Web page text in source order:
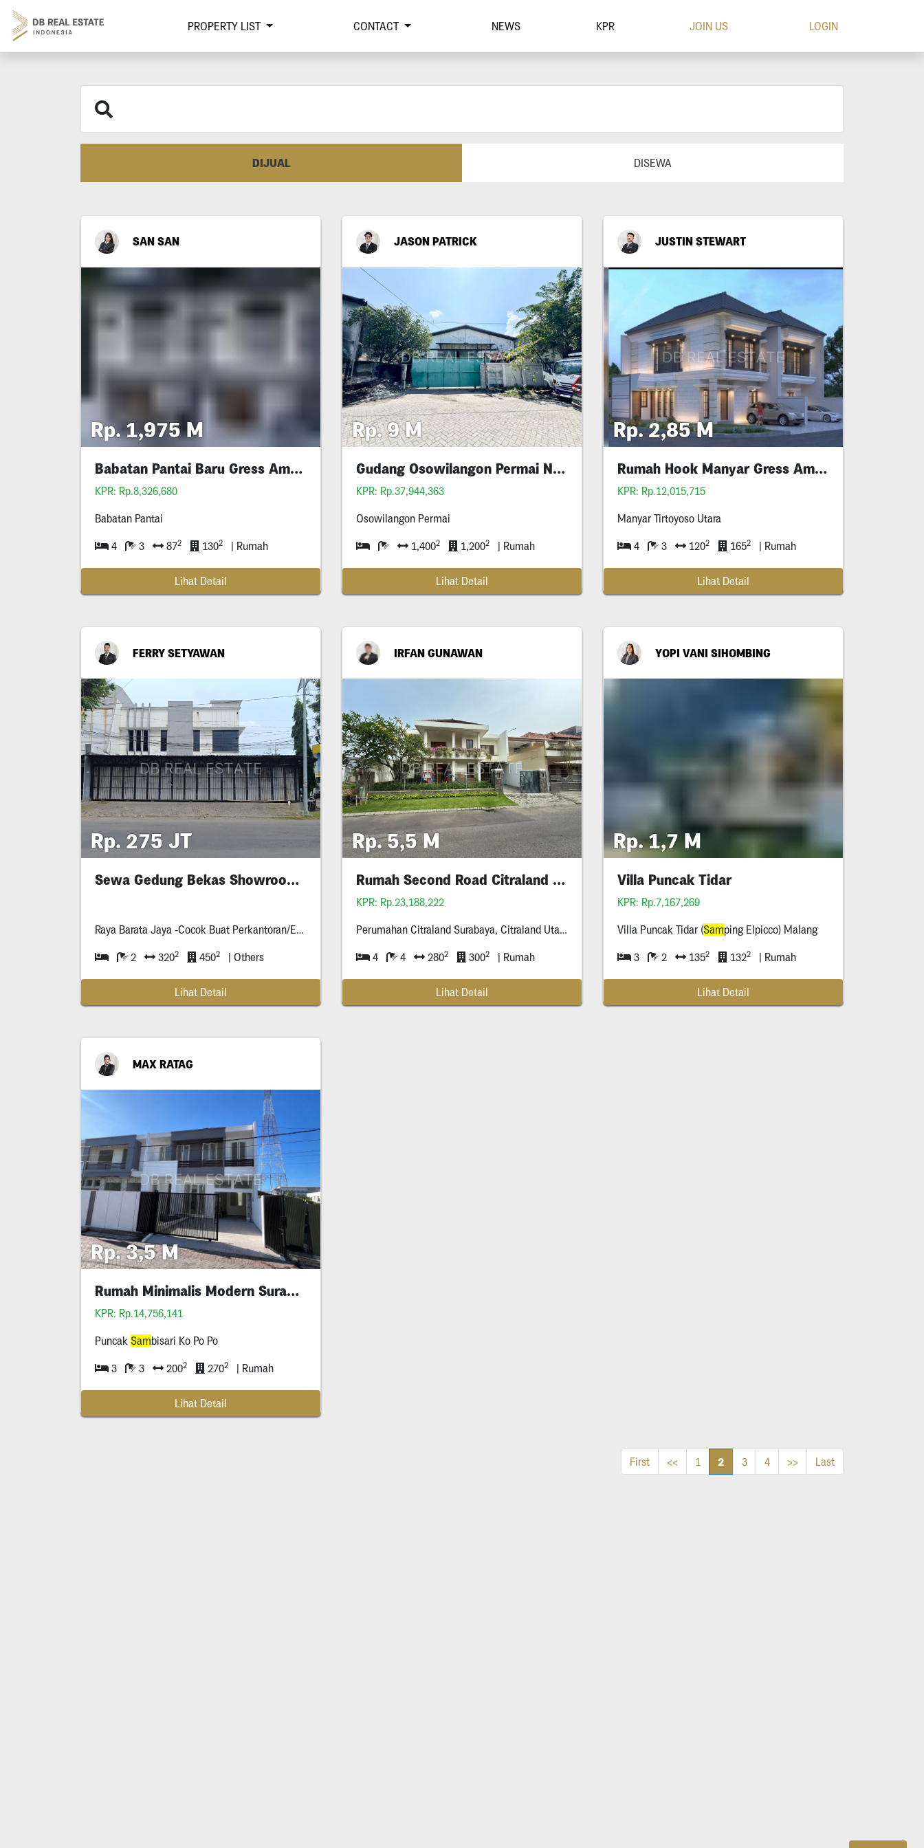
PROPERTY LIST CONTACT NEWS KPR JOIN US LOGIN
DIJUAL DISEWA
SAN SAN
Rp. 1,975 M
Babatan Pantai Baru Gress American Clasic
KPR: Rp.8,326,680
Babatan Pantai
4 3 872 1302 | Rumah
Lihat Detail
JASON PATRICK
Rp. 9 M
Gudang Osowilangon Permai Nego pai Deal
KPR: Rp.37,944,363
Osowilangon Permai
1,4002 1,2002 | Rumah
Lihat Detail
JUSTIN STEWART
Rp. 2,85 M
Rumah Hook Manyar Gress American
KPR: Rp.12,015,715
Manyar Tirtoyoso Utara
4 3 1202 1652 | Rumah
Lihat Detail
FERRY SETYAWAN
Rp. 275 JT
Sewa Gedung Bekas Showroom Di Raya Barata Jaya
Raya Barata Jaya -Cocok Buat Perkantoran/Expedisi/Bank/Supermarket/Showroom/Kursus/Finance/Toko/Cafe/Dll -Hadap Jalan Raya -Lalu Lintas Rame Dari Pagi
2 3202 4502 | Others
Lihat Detail
IRFAN GUNAWAN
Rp. 5,5 M
Rumah Second Road Citraland Utama
KPR: Rp.23,188,222
Perumahan Citraland Surabaya, Citraland Utama Road No.*, Made, Kec. Sam bikerep, Surabaya, Jawa Timur *****
4 4 2802 3002 | Rumah
Lihat Detail
YOPI VANI SIHOMBING
Rp. 1,7 M
Villa Puncak Tidar
KPR: Rp.7,167,269
Villa Puncak Tidar (Samping Elpicco) Malang
3 2 1352 1322 | Rumah
Lihat Detail
MAX RATAG
Rp. 3,5 M
Rumah Minimalis Modern Surabaya Barat
KPR: Rp.14,756,141
Puncak Sambisari Ko Po Po
3 3 2002 2702 | Rumah
Lihat Detail
First << 1 2 3 4 >> Last